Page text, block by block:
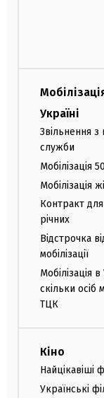
Україні
Звільнення з
служби
Мобілізація
Мобілізація
Контракт
річних
Відстрочка
мобілізації
Мобілізація в
скільки осіб
ТЦК
Кіно
Найцікавіші
Українські